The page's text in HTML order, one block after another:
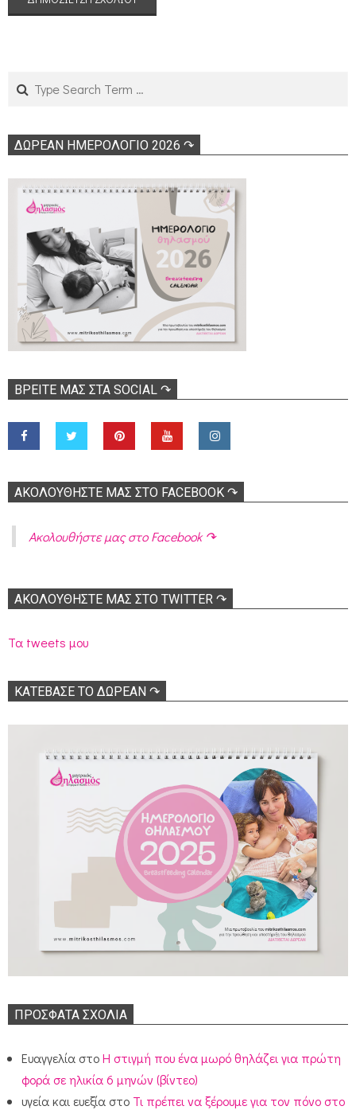
ΔΩΡΕΑΝ ΗΜΕΡΟΛΟΓΙΟ 2026 ↷
ΒΡΕΊΤΕ ΜΑΣ ΣΤΑ SOCIAL ↷
ΑΚΟΛOΥΘΉΣΤΕ ΜΑΣ ΣΤΟ FACEBOOK ↷
Ακολoυθήστε μας στο Facebook ↷
ΑΚΟΛΟΥΘΉΣΤΕ ΜΑΣ ΣΤΟ TWITTER ↷
Τα tweets μου
ΚΑΤΕΒΑΣΕ ΤΟ ΔΩΡΕΑΝ ↷
ΠΡΌΣΦΑΤΑ ΣΧΌΛΙΑ
Ευαγγελία στοΗ στιγμή που ένα μωρό θηλάζει για πρώτη
φορά σε ηλικία 6 μηνών (βίντεο)
υγεία και ευεξία στο Τι πρέπει να ξέρουμε για τον πόνο στο